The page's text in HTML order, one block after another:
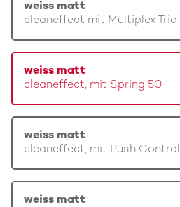
weiss matt
cleaneffect mit Multiplex Trio
weiss matt
cleaneffect, mit Spring 50
weiss matt
cleaneffect, mit Push Control
weiss matt